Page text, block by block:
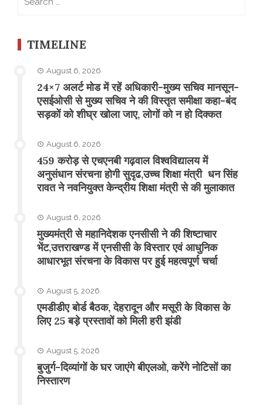
TIMELINE
August 6, 2026
24×7 अलर्ट मोड में रहें अधिकारी-मुख्य सचिव मानसून-
एसईओसी से मुख्य सचिव ने की विस्तृत समीक्षा कहा-बंद
सड़कों को शीघ्र खोला जाए, लोगों को न हो दिक्कत
August 6, 2026
459 करोड़ से एचएनबी गढ़वाल विश्वविद्यालय में
अनुसंधान संरचना होगी सुदृढ,उच्च शिक्षा मंत्री धन सिंह
रावत ने नवनियुक्त केन्द्रीय शिक्षा मंत्री से की मुलाकात
August 6, 2026
मुख्यमंत्री से महानिदेशक एनसीसी ने की शिष्टाचार
भेंट,उत्तराखण्ड में एनसीसी के विस्तार एवं आधुनिक
आधारभूत संरचना के विकास पर हुई महत्वपूर्ण चर्चा
August 5, 2026
एमडीडीए बोर्ड बैठक, देहरादून और मसूरी के विकास के
लिए 25 बड़े प्रस्तावों को मिली हरी झंडी
August 5, 2026
बुजुर्ग-दिव्यांगों के घर जाएंगे बीएलओ, करेंगे नोटिसों का
निस्तारण